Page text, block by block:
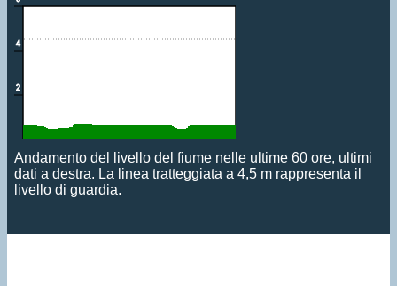
Andamento del livello del fiume nelle ultime 60 ore, ultimi
dati a destra. La linea tratteggiata a 4,5 m rappresenta il
livello di guardia.